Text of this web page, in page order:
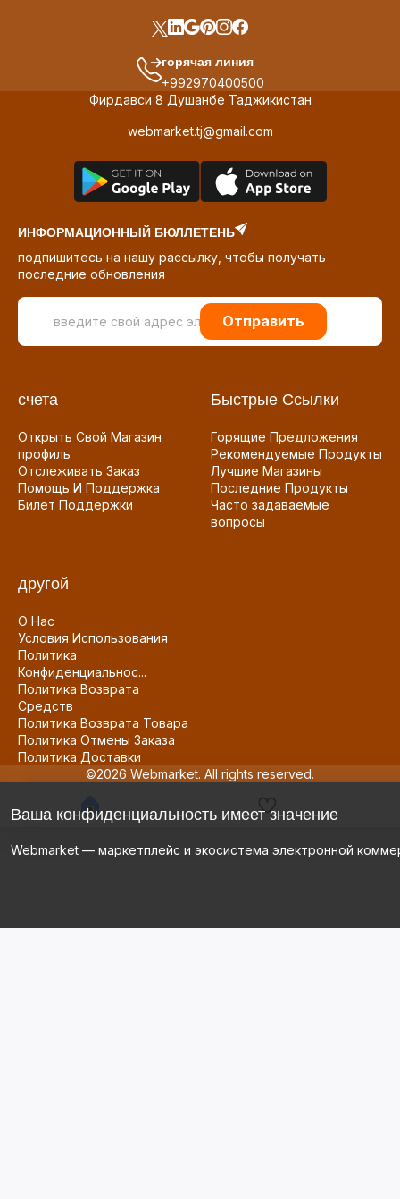
горячая линия
+992970400500
Фирдавси 8 Душанбе Таджикистан
webmarket.tj@gmail.com
ИНФОРМАЦИОННЫЙ БЮЛЛЕТЕНЬ
подпишитесь на нашу рассылку, чтобы получать
последние обновления
Отправить
счета
Открыть Свой Магазин
профиль
Отслеживать Заказ
Помощь И Поддержка
Билет Поддержки
Быстрые Ссылки
Горящие Предложения
Рекомендуемые Продукты
Лучшие Магазины
Последние Продукты
Часто задаваемые
вопросы
другой
О Нас
Условия Использования
Политика
Конфиденциальнос...
Политика Возврата
Средств
Политика Возврата Товара
Политика Отмены Заказа
Политика Доставки
©2026 Webmarket. All rights reserved.
Ваша конфиденциальность имеет значение
Webmarket — маркетплейс и экосистема электронной